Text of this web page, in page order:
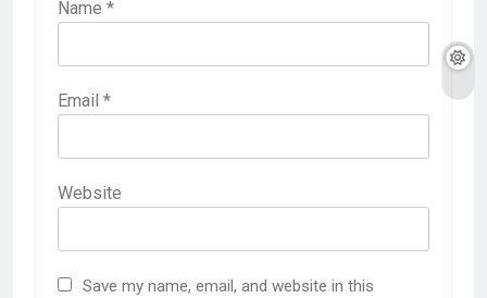
Name *
Email *
Website
Save my name, email, and website in this